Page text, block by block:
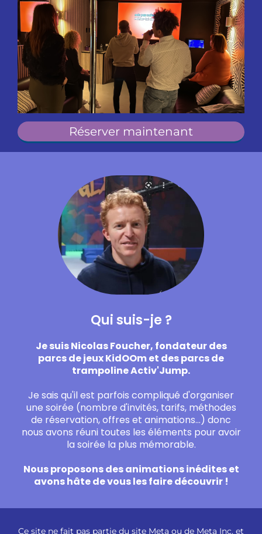
Réserver maintenant
Qui suis-je ?
Je suis Nicolas Foucher, fondateur des
parcs de jeux KidOOm et des parcs de
trampoline Activ'Jump.
Je sais qu'il est parfois compliqué d'organiser
une soirée (nombre d'invités, tarifs, méthodes
de réservation, offres et animations...) donc
nous avons réuni toutes les éléments pour avoir
la soirée la plus mémorable.
Nous proposons des animations inédites et
avons hâte de vous les faire découvrir !
Ce site ne fait pas partie du site Meta ou de Meta Inc. et